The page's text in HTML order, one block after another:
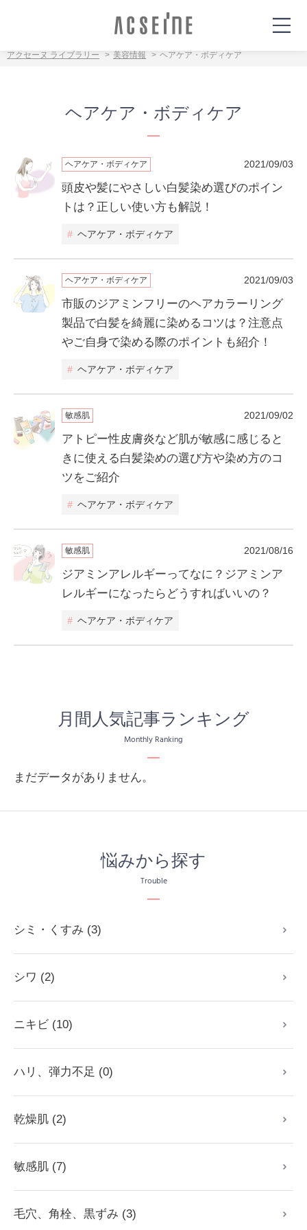
アクセーヌ ライブラリー 美容情報 ヘアケア・ボディケア
ヘアケア・ボディケア
ヘアケア・ボディケア 2021/09/03
頭皮や髪にやさしい白髪染め選びのポイン
トは？正しい使い方も解説！
# ヘアケア・ボディケア
ヘアケア・ボディケア 2021/09/03
市販のジアミンフリーのヘアカラーリング
製品で白髪を綺麗に染めるコツは？注意点
やご自身で染める際のポイントも紹介！
# ヘアケア・ボディケア
敏感肌 2021/09/02
アトピー性皮膚炎など肌が敏感に感じると
きに使える白髪染めの選び方や染め方のコ
ツをご紹介
# ヘアケア・ボディケア
敏感肌 2021/08/16
ジアミンアレルギーってなに？ジアミンア
レルギーになったらどうすればいいの？
# ヘアケア・ボディケア
月間人気記事ランキング
Monthly Ranking
まだデータがありません。
悩みから探す
Trouble
シミ・くすみ (3)
シワ (2)
ニキビ (10)
ハリ、弾力不足 (0)
乾燥肌 (2)
敏感肌 (7)
毛穴、角栓、黒ずみ (3)